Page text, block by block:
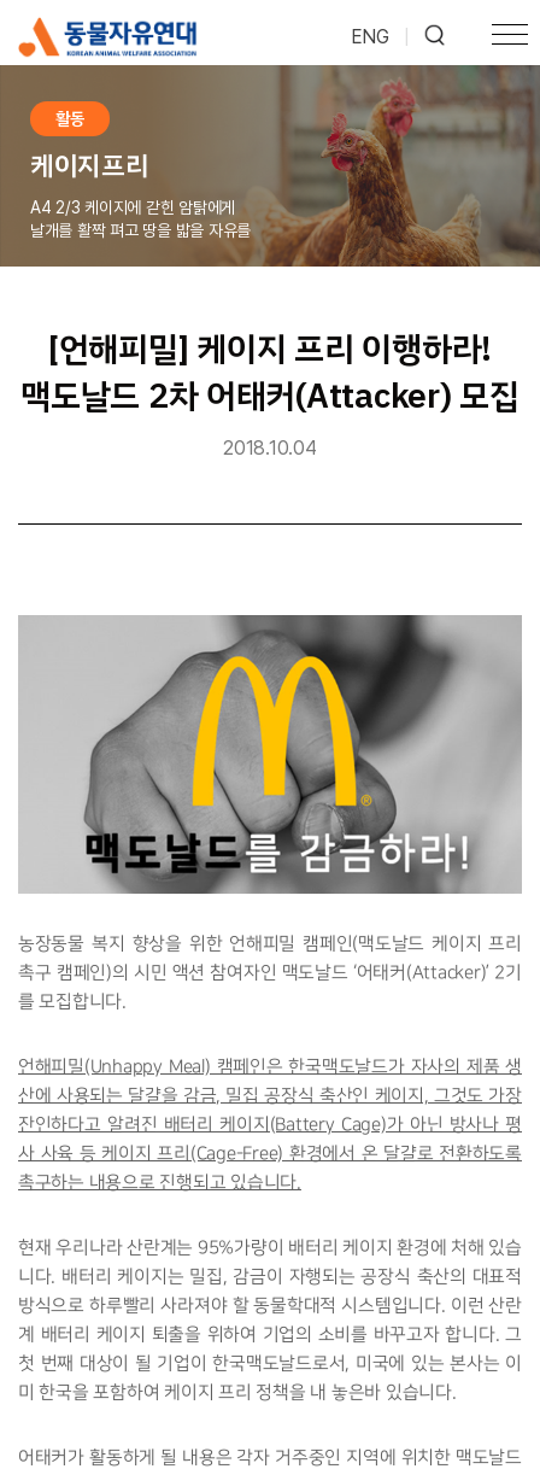
ENG
활동
케이지프리
A4 2/3 케이지에 갇힌 암탉에게
날개를 활짝 펴고 땅을 밟을 자유를
[언해피밀] 케이지 프리 이행하라!
맥도날드 2차 어태커(Attacker) 모집
2018.10.04
농장동물 복지 향상을 위한 언해피밀 캠페인(맥도날드 케이지 프리
촉구 캠페인)의 시민 액션 참여자인 맥도날드 ‘어태커(Attacker)’ 2기
를 모집합니다.
언해피밀(Unhappy Meal) 캠페인은 한국맥도날드가 자사의 제품 생
산에 사용되는 달걀을 감금, 밀집 공장식 축산인 케이지, 그것도 가장
잔인하다고 알려진 배터리 케이지(Battery Cage)가 아닌 방사나 평
사 사육 등 케이지 프리(Cage-Free) 환경에서 온 달걀로 전환하도록
촉구하는 내용으로 진행되고 있습니다.
현재 우리나라 산란계는 95%가량이 배터리 케이지 환경에 처해 있습
니다. 배터리 케이지는 밀집, 감금이 자행되는 공장식 축산의 대표적
방식으로 하루빨리 사라져야 할 동물학대적 시스템입니다. 이런 산란
계 배터리 케이지 퇴출을 위하여 기업의 소비를 바꾸고자 합니다. 그
첫 번째 대상이 될 기업이 한국맥도날드로서, 미국에 있는 본사는 이
미 한국을 포함하여 케이지 프리 정책을 내 놓은바 있습니다.
어태커가 활동하게 될 내용은 각자 거주중인 지역에 위치한 맥도날드